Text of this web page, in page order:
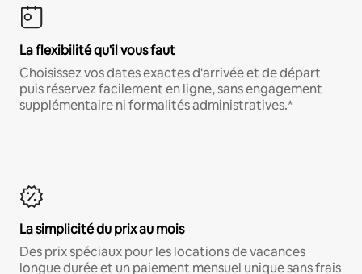
La flexibilité qu'il vous faut
Choisissez vos dates exactes d'arrivée et de départ
puis réservez facilement en ligne, sans engagement
supplémentaire ni formalités administratives.*
La simplicité du prix au mois
Des prix spéciaux pour les locations de vacances
longue durée et un paiement mensuel unique sans frais